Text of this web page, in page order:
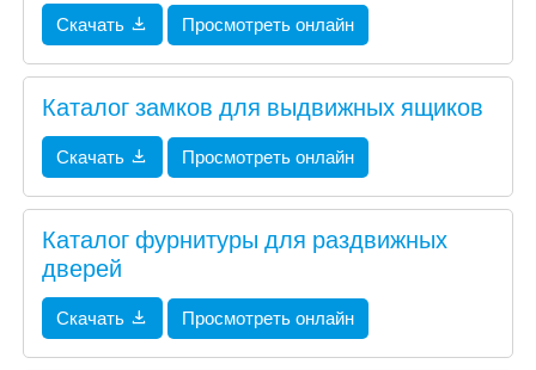
Скачать Просмотреть онлайн
Каталог замков для выдвижных ящиков
Скачать Просмотреть онлайн
Каталог фурнитуры для раздвижных
дверей
Скачать Просмотреть онлайн